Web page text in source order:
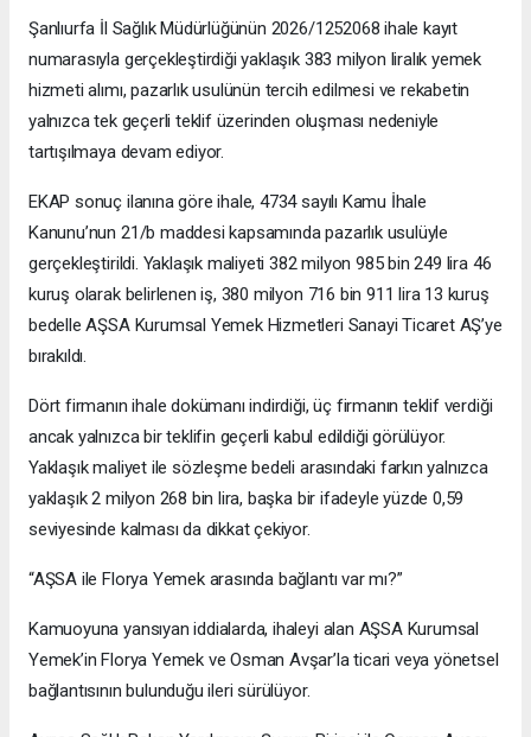
Şanlıurfa İl Sağlık Müdürlüğünün 2026/1252068 ihale kayıt
numarasıyla gerçekleştirdiği yaklaşık 383 milyon liralık yemek
hizmeti alımı, pazarlık usulünün tercih edilmesi ve rekabetin
yalnızca tek geçerli teklif üzerinden oluşması nedeniyle
tartışılmaya devam ediyor.
EKAP sonuç ilanına göre ihale, 4734 sayılı Kamu İhale
Kanunu’nun 21/b maddesi kapsamında pazarlık usulüyle
gerçekleştirildi. Yaklaşık maliyeti 382 milyon 985 bin 249 lira 46
kuruş olarak belirlenen iş, 380 milyon 716 bin 911 lira 13 kuruş
bedelle AŞSA Kurumsal Yemek Hizmetleri Sanayi Ticaret AŞ’ye
bırakıldı.
Dört firmanın ihale dokümanı indirdiği, üç firmanın teklif verdiği
ancak yalnızca bir teklifin geçerli kabul edildiği görülüyor.
Yaklaşık maliyet ile sözleşme bedeli arasındaki farkın yalnızca
yaklaşık 2 milyon 268 bin lira, başka bir ifadeyle yüzde 0,59
seviyesinde kalması da dikkat çekiyor.
“AŞSA ile Florya Yemek arasında bağlantı var mı?”
Kamuoyuna yansıyan iddialarda, ihaleyi alan AŞSA Kurumsal
Yemek’in Florya Yemek ve Osman Avşar’la ticari veya yönetsel
bağlantısının bulunduğu ileri sürülüyor.